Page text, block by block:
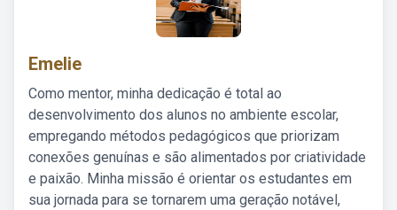
Emelie
Como mentor, minha dedicação é total ao
desenvolvimento dos alunos no ambiente escolar,
empregando métodos pedagógicos que priorizam
conexões genuínas e são alimentados por criatividade
e paixão. Minha missão é orientar os estudantes em
sua jornada para se tornarem uma geração notável,